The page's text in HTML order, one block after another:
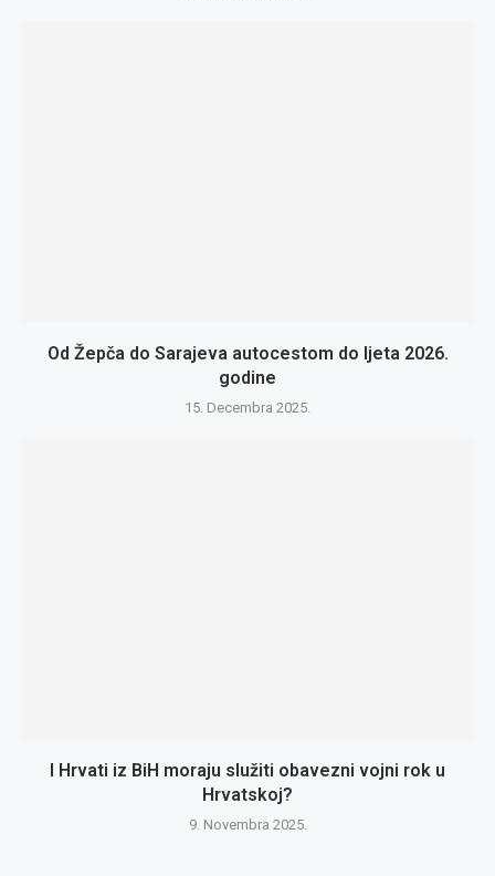
Od Žepča do Sarajeva autocestom do ljeta 2026.
godine
15. Decembra 2025.
I Hrvati iz BiH moraju služiti obavezni vojni rok u
Hrvatskoj?
9. Novembra 2025.